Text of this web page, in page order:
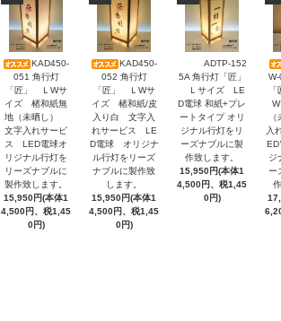
KAD450-
051 角行灯
「匠」 ＬWサ
イズ 楮和紙無
地（未晒し）
文字入れサービ
ス LED電球オ
リジナル行灯を
リーズナブルに
製作致します。
15,950円(本体1
4,500円、税1,45
0円)
KAD450-
052 角行灯
「匠」 ＬWサ
イズ 楮和紙/皮
入り白 文字入
れサービス LE
D電球 オリジナ
ル行灯をリーズ
ナブルに製作致
します。
15,950円(本体1
4,500円、税1,45
0円)
ADTP-152
5A 角行灯「匠」
Ｌサイズ LE
D電球 和紙+プレ
ートタイプ オリ
ジナル行灯をリ
ーズナブルに製
作致します。
15,950円(本体1
4,500円、税1,45
0円)
入
ジ
ー